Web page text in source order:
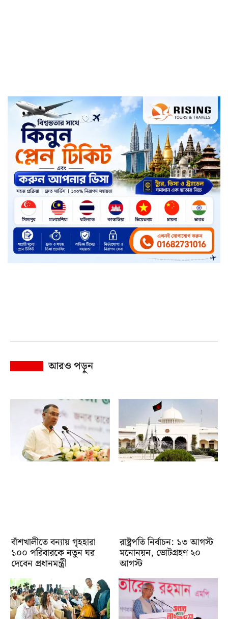
আরও পড়ুন
বাঁশখালীতে বন্যায় গৃহহারা
১০০ পরিবারকে নতুন ঘর
দেবেন প্রধানমন্ত্রী
রাষ্ট্রপতি নির্বাচন: ১৩ আগস্ট
মনোনয়ন, ভোটগ্রহণ ২০
আগস্ট